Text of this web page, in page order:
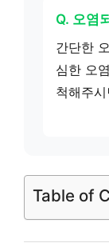
Q. 오염
간단한
심한 오
척해주
Table of